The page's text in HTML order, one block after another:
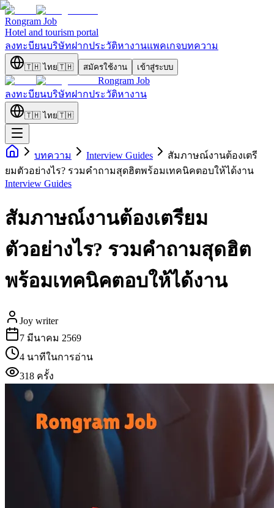
Rongram Job
Hotel and tourism portal
ลงทะบียนบริษัทฝากประวัติหางานแพคเกจบทความ
🇹🇭 ไทย🇹🇭 สมัครใช้งาน เข้าสู่ระบบ
Rongram Job
ลงทะบียนบริษัทฝากประวัติหางาน
🇹🇭 ไทย🇹🇭
บทความ Interview Guides
สัมภาษณ์งานต้องเตรี
ยมตัวอย่างไร? รวมคำถามสุดฮิตพร้อมเทคนิคตอบให้ได้งาน
Interview Guides
สัมภาษณ์งานต้องเตรียม
ตัวอย่างไร? รวมคำถามสุดฮิต
พร้อมเทคนิคตอบให้ได้งาน
Joy writer
7 มีนาคม 2569
4 นาทีในการอ่าน
318 ครั้ง